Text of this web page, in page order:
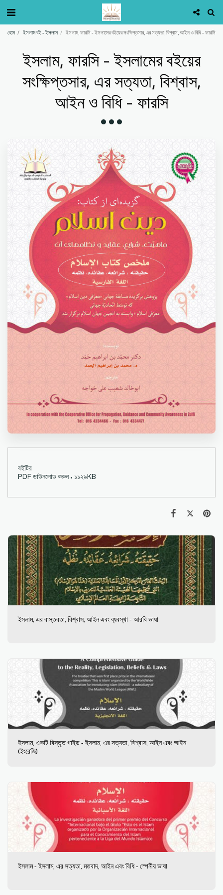
হোম ইসলাম বই - ইসলাম ইসলাম, ফারসি - ইসলামের বইয়ের সংক্ষিপ্তসার, এর সত্যতা, বিশ্বাস, আইন ও বিধি - ফারসি
ইসলাম, ফারসি - ইসলামের বইয়ের
সংক্ষিপ্তসার, এর সত্যতা, বিশ্বাস,
আইন ও বিধি - ফারসি
বইটির
PDF ডাউনলোড করুন • ১১২৯KB
ইসলাম, এর বাস্তবতা, বিশ্বাস, আইন এবং ব্যবস্থা - আরবি ভাষা
ইসলাম, একটি বিস্তৃত গাইড - ইসলাম, এর সত্যতা, বিশ্বাস, আইন এবং আইন
(ইংরেজি)
ইসলাম - ইসলাম, এর সত্যতা, মতবাদ, আইন এবং বিধি - স্পেনীয় ভাষা